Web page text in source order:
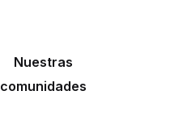
Nuestras
comunidades